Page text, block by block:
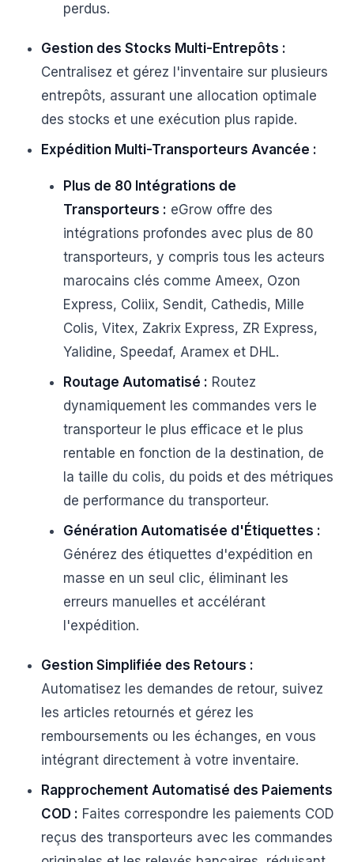
perdus.
Gestion des Stocks Multi-Entrepôts :
Centralisez et gérez l'inventaire sur plusieurs
entrepôts, assurant une allocation optimale
des stocks et une exécution plus rapide.
Expédition Multi-Transporteurs Avancée :
Plus de 80 Intégrations de
Transporteurs : eGrow offre des
intégrations profondes avec plus de 80
transporteurs, y compris tous les acteurs
marocains clés comme Ameex, Ozon
Express, Coliix, Sendit, Cathedis, Mille
Colis, Vitex, Zakrix Express, ZR Express,
Yalidine, Speedaf, Aramex et DHL.
Routage Automatisé : Routez
dynamiquement les commandes vers le
transporteur le plus efficace et le plus
rentable en fonction de la destination, de
la taille du colis, du poids et des métriques
de performance du transporteur.
Génération Automatisée d'Étiquettes :
Générez des étiquettes d'expédition en
masse en un seul clic, éliminant les
erreurs manuelles et accélérant
l'expédition.
Gestion Simplifiée des Retours :
Automatisez les demandes de retour, suivez
les articles retournés et gérez les
remboursements ou les échanges, en vous
intégrant directement à votre inventaire.
Rapprochement Automatisé des Paiements
COD : Faites correspondre les paiements COD
reçus des transporteurs avec les commandes